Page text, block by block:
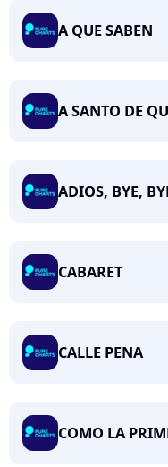
A QUE SABEN
A SANTO DE
ADIOS, BYE,
CABARET
CALLE PENA
COMO LA